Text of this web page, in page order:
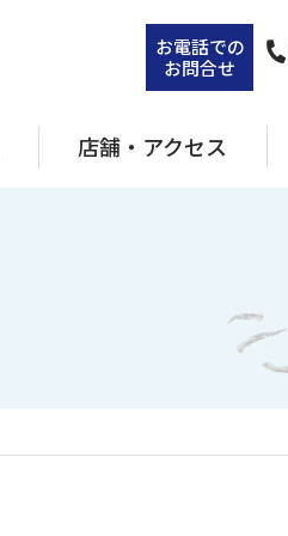
お電話での
お問合せ
店舗・アクセス